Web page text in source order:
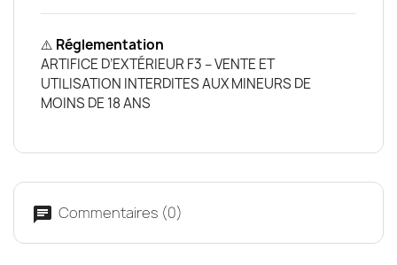
⚠️ Réglementation
ARTIFICE D’EXTÉRIEUR F3 – VENTE ET
UTILISATION INTERDITES AUX MINEURS DE
MOINS DE 18 ANS
Commentaires (0)